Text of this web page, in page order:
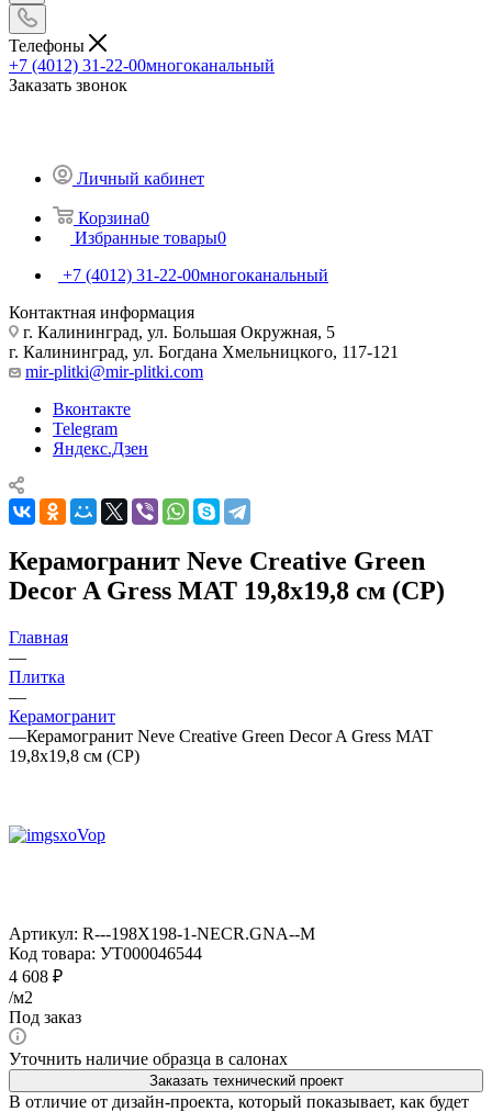
Телефоны
+7 (4012) 31-22-00многоканальный
Заказать звонок
Личный кабинет
Корзина0
Избранные товары0
+7 (4012) 31-22-00многоканальный
Контактная информация
г. Калининград, ул. Большая Окружная, 5
г. Калининград, ул. Богдана Хмельницкого, 117-121
mir-plitki@mir-plitki.com
Вконтакте
Telegram
Яндекс.Дзен
Керамогранит Neve Creative Green
Decor A Gress MAT 19,8x19,8 см (CP)
Главная
—
Плитка
—
Керамогранит
—Керамогранит Neve Creative Green Decor A Gress MAT
19,8x19,8 см (CP)
Артикул: R---198X198-1-NECR.GNA--M
Код товара: УТ000046544
4 608 ₽
/м2
Под заказ
Уточнить наличие образца в салонах
Заказать технический проект
В отличие от дизайн-проекта, который показывает, как будет